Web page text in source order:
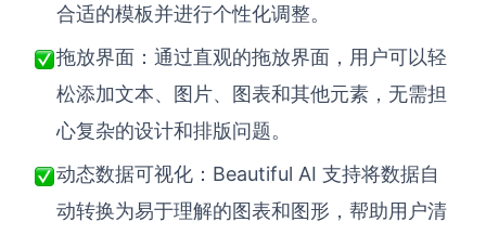
合适的模板并进行个性化调整。
拖放界面 ： 通过直观的拖放界面，用户可以轻
松添加文本、图片、图表和其他元素，无需担
心复杂的设计和排版问题。
动态数据可视化 ： Beautiful AI 支持将数据自
动转换为易于理解的图表和图形，帮助用户清